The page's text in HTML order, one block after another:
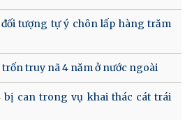
tượng tự ý chôn lấp hàng trăm
trốn truy nã 4 năm ở nước ngoài
bị can trong vụ khai thác cát trái